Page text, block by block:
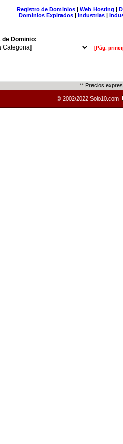
Registro de Dominios| Web Hosting |
Dominios Expirados | Industrias |
Dominio:
[Pág.
** Precios
© 2002/2022 Solo10.com